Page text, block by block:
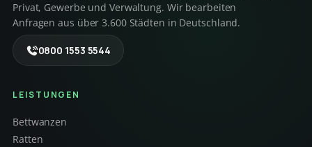
Privat, Gewerbe und Verwaltung. Wir bearbeiten
Anfragen aus über 3.600 Städten in Deutschland.
0800 1553 5544
LEISTUNGEN
Bettwanzen
Ratten